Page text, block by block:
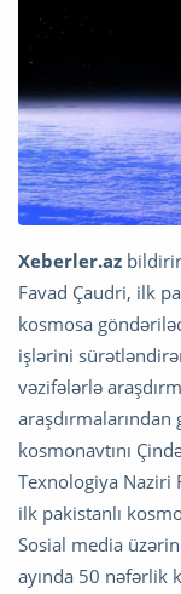
Xeberler.az
Favad Çaudri, ilk
kosmosa
işlərini
vəzifələrlə
kosmonavtını
Texnologiya Naziri
ilk pakistanlı
Sosial media
ayında 50 nəfərlik